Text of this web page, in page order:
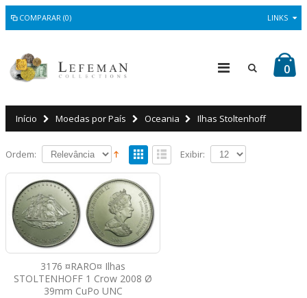
COMPARAR (0) LINKS
0
Início Moedas por País Oceania Ilhas Stoltenhoff
Ordem: Exibir:
3176 ¤RARO¤ Ilhas
STOLTENHOFF 1 Crow 2008 Ø
39mm CuPo UNC